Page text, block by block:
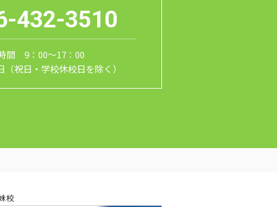
432-3510
間 9：00～17：00
（祝日・学校休校日を除く）
校